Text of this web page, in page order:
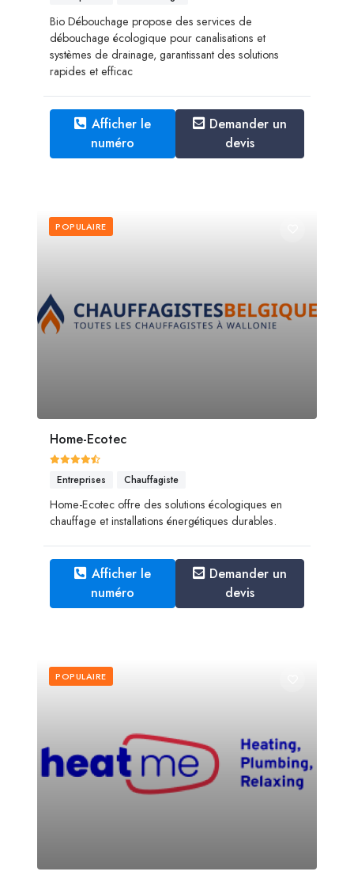
Bio Débouchage propose des services de
débouchage écologique pour canalisations et
systèmes de drainage, garantissant des solutions
rapides et efficac
Afficher le
numéro
Demander un
devis
POPULAIRE
Home-Ecotec
Entreprises Chauffagiste
Home-Ecotec offre des solutions écologiques en
chauffage et installations énergétiques durables.
Afficher le
numéro
Demander un
devis
POPULAIRE